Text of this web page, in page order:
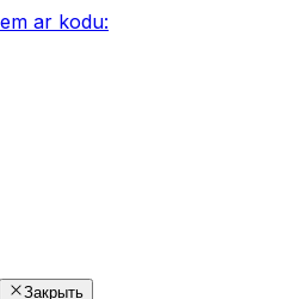
ar kodu:
Закрыть